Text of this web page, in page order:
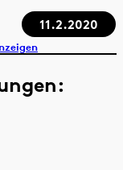
11.2.2020